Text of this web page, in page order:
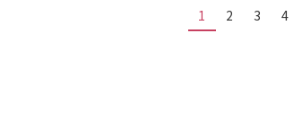
1 2 3 4